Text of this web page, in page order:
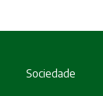
Sociedade